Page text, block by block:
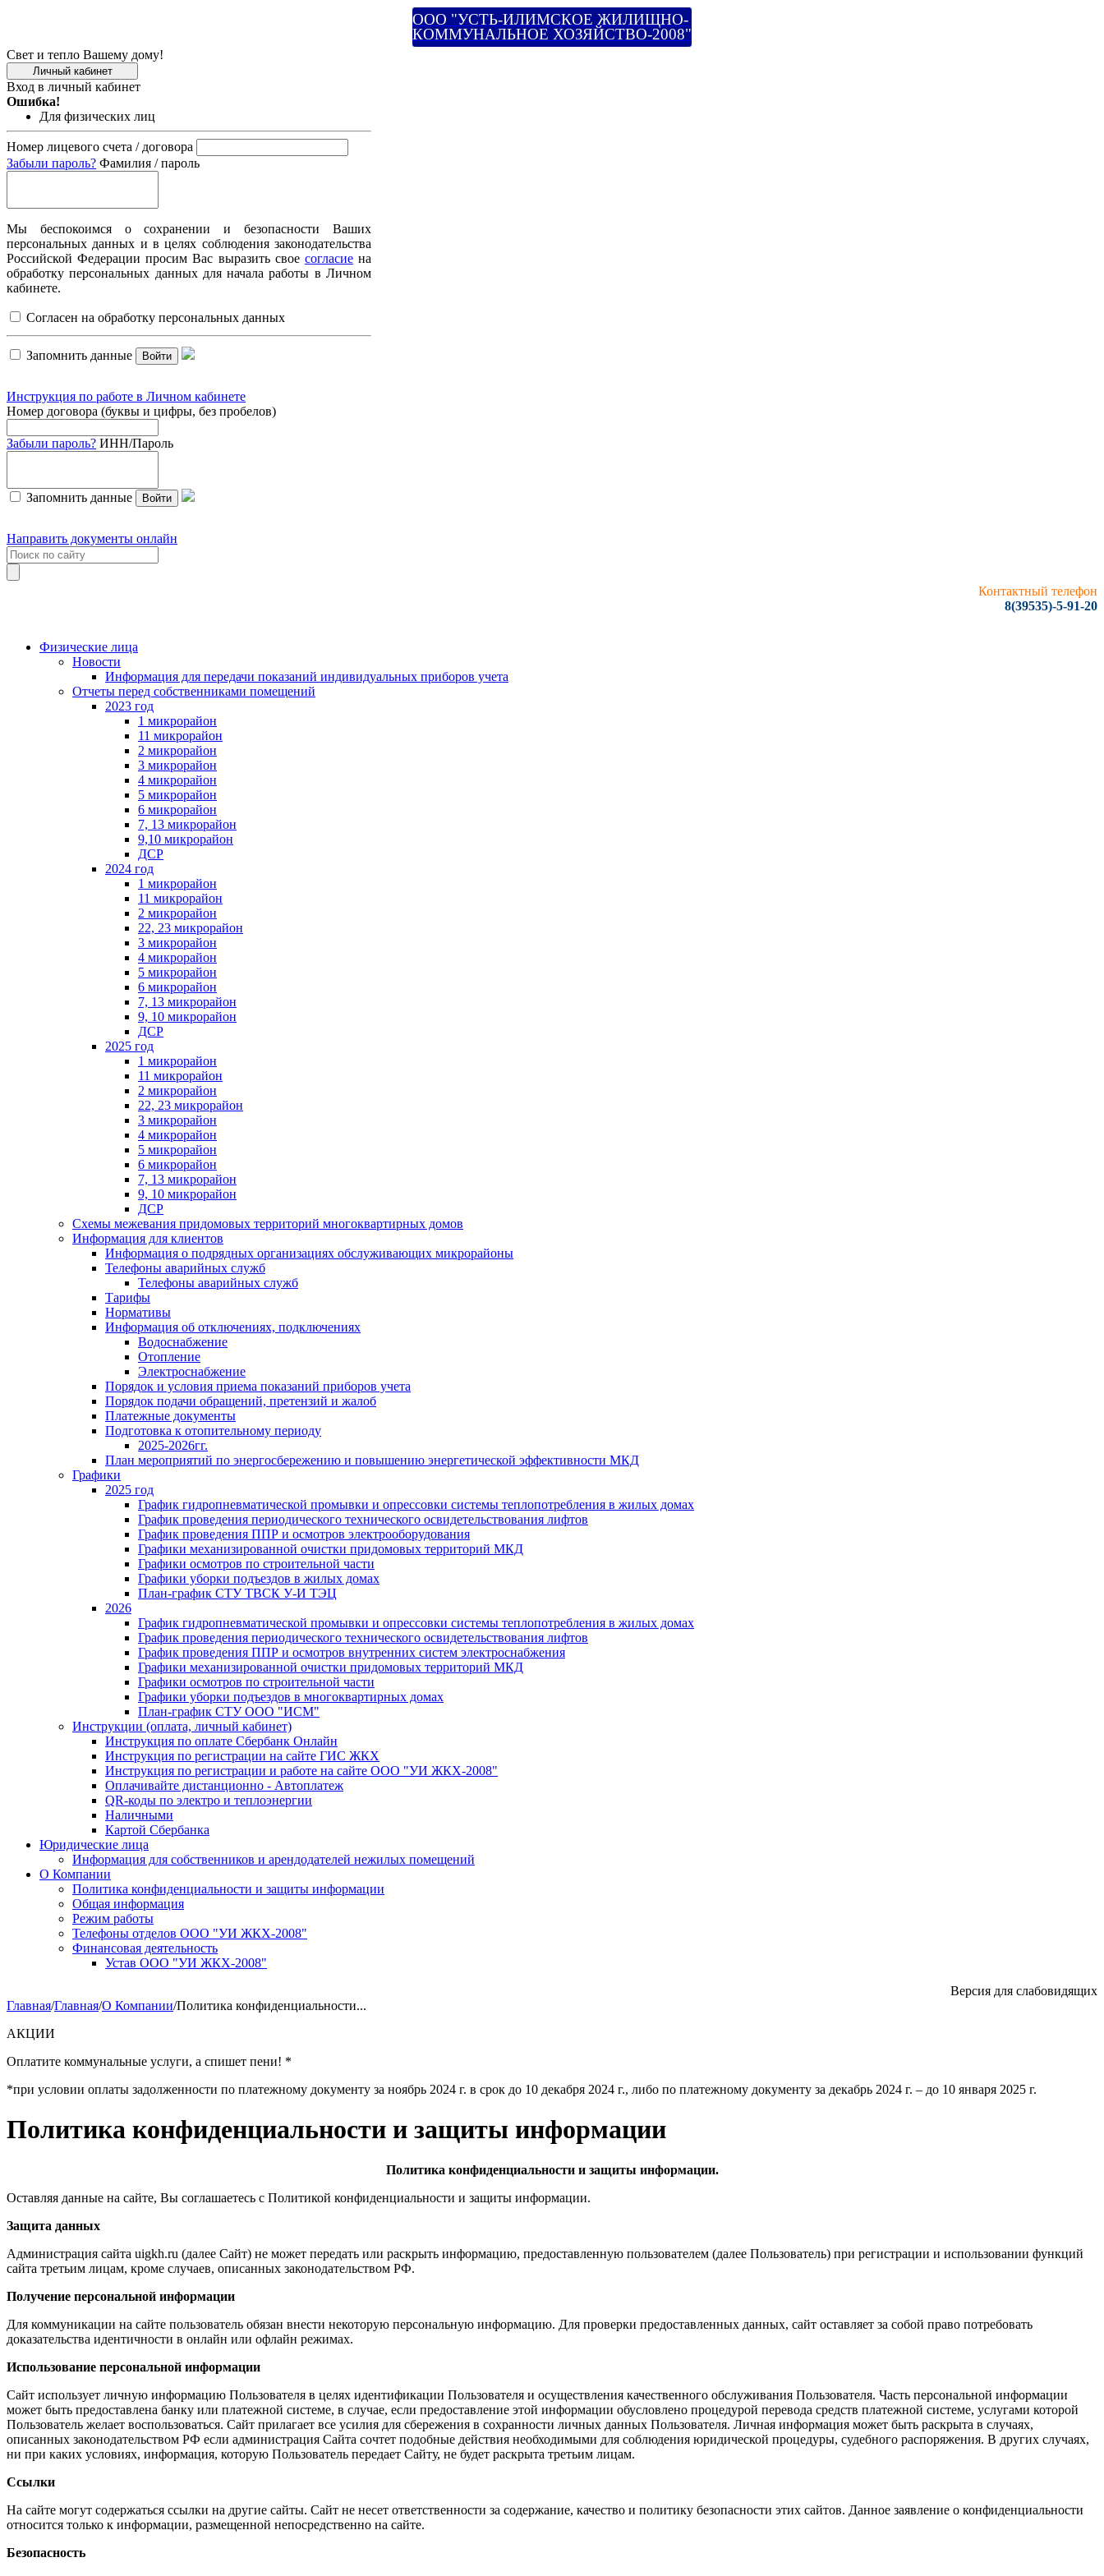
ООО "УСТЬ-ИЛИМСКОЕ ЖИЛИЩНО-
КОММУНАЛЬНОЕ ХОЗЯЙСТВО-2008"
Свет и тепло Вашему дому!
Личный кабинет
Вход в личный кабинет
Ошибка!
Для физических лиц
Номер лицевого счета / договора
Забыли пароль? Фамилия / пароль
Мы беспокоимся о сохранении и безопасности Ваших
персональных данных и в целях соблюдения законодательства
Российской Федерации просим Вас выразить свое согласиена
обработку персональных данных для начала работы в Личном
кабинете.
Согласен на обработку персональных данных
Запомнить данные Войти
Инструкция по работе в Личном кабинете
Номер договора (буквы и цифры, без пробелов)
Забыли пароль? ИНН/Пароль
Запомнить данные Войти
Направить документы онлайн
Контактный телефон
8(39535)-5-91-20
Физические лица
Новости
Информация для передачи показаний индивидуальных приборов учета
Отчеты перед собственниками помещений
2023 год
1 микрорайон
11 микрорайон
2 микрорайон
3 микрорайон
4 микрорайон
5 микрорайон
6 микрорайон
7, 13 микрорайон
9,10 микрорайон
ДСР
2024 год
1 микрорайон
11 микрорайон
2 микрорайон
22, 23 микрорайон
3 микрорайон
4 микрорайон
5 микрорайон
6 микрорайон
7, 13 микрорайон
9, 10 микрорайон
ДСР
2025 год
1 микрорайон
11 микрорайон
2 микрорайон
22, 23 микрорайон
3 микрорайон
4 микрорайон
5 микрорайон
6 микрорайон
7, 13 микрорайон
9, 10 микрорайон
ДСР
Схемы межевания придомовых территорий многоквартирных домов
Информация для клиентов
Информация о подрядных организациях обслуживающих микрорайоны
Телефоны аварийных служб
Телефоны аварийных служб
Тарифы
Нормативы
Информация об отключениях, подключениях
Водоснабжение
Отопление
Электроснабжение
Порядок и условия приема показаний приборов учета
Порядок подачи обращений, претензий и жалоб
Платежные документы
Подготовка к отопительному периоду
2025-2026гг.
План мероприятий по энергосбережению и повышению энергетической эффективности МКД
Графики
2025 год
График гидропневматической промывки и опрессовки системы теплопотребления в жилых домах
График проведения периодического технического освидетельствования лифтов
График проведения ППР и осмотров электрооборудования
Графики механизированной очистки придомовых территорий МКД
Графики осмотров по строительной части
Графики уборки подъездов в жилых домах
План-график СТУ ТВСК У-И ТЭЦ
2026
График гидропневматической промывки и опрессовки системы теплопотребления в жилых домах
График проведения периодического технического освидетельствования лифтов
График проведения ППР и осмотров внутренних систем электроснабжения
Графики механизированной очистки придомовых территорий МКД
Графики осмотров по строительной части
Графики уборки подъездов в многоквартирных домах
План-график СТУ ООО "ИСМ"
Инструкции (оплата, личный кабинет)
Инструкция по оплате Сбербанк Онлайн
Инструкция по регистрации на сайте ГИС ЖКХ
Инструкция по регистрации и работе на сайте ООО "УИ ЖКХ-2008"
Оплачивайте дистанционно - Автоплатеж
QR-коды по электро и теплоэнергии
Наличными
Картой Сбербанка
Юридические лица
Информация для собственников и арендодателей нежилых помещений
О Компании
Политика конфиденциальности и защиты информации
Общая информация
Режим работы
Телефоны отделов ООО "УИ ЖКХ-2008"
Финансовая деятельность
Устав ООО "УИ ЖКХ-2008"
Версия для слабовидящих
Главная/Главная/О Компании/Политика конфиденциальности...
АКЦИИ
Оплатите коммунальные услуги, а спишет пени! *
*при условии оплаты задолженности по платежному документу за ноябрь 2024 г. в срок до 10 декабря 2024 г., либо по платежному документу за декабрь 2024 г. – до 10 января 2025 г.
Политика конфиденциальности и защиты информации
Политика конфиденциальности и защиты информации.
Оставляя данные на сайте, Вы соглашаетесь с Политикой конфиденциальности и защиты информации.
Защита данных
Администрация сайта uigkh.ru (далее Сайт) не может передать или раскрыть информацию, предоставленную пользователем (далее Пользователь) при регистрации и использовании функций
сайта третьим лицам, кроме случаев, описанных законодательством РФ.
Получение персональной информации
Для коммуникации на сайте пользователь обязан внести некоторую персональную информацию. Для проверки предоставленных данных, сайт оставляет за собой право потребовать
доказательства идентичности в онлайн или офлайн режимах.
Использование персональной информации
Сайт использует личную информацию Пользователя в целях идентификации Пользователя и осуществления качественного обслуживания Пользователя. Часть персональной информации
может быть предоставлена банку или платежной системе, в случае, если предоставление этой информации обусловлено процедурой перевода средств платежной системе, услугами которой
Пользователь желает воспользоваться. Сайт прилагает все усилия для сбережения в сохранности личных данных Пользователя. Личная информация может быть раскрыта в случаях,
описанных законодательством РФ если администрация Сайта сочтет подобные действия необходимыми для соблюдения юридической процедуры, судебного распоряжения. В других случаях,
ни при каких условиях, информация, которую Пользователь передает Сайту, не будет раскрыта третьим лицам.
Ссылки
На сайте могут содержаться ссылки на другие сайты. Сайт не несет ответственности за содержание, качество и политику безопасности этих сайтов. Данное заявление о конфиденциальности
относится только к информации, размещенной непосредственно на сайте.
Безопасность